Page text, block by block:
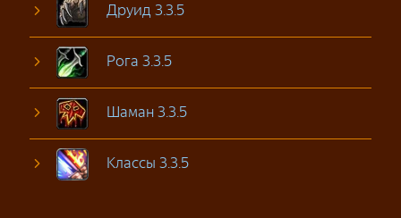
Друид 3.3.5
Рога 3.3.5
Шаман 3.3.5
Классы 3.3.5